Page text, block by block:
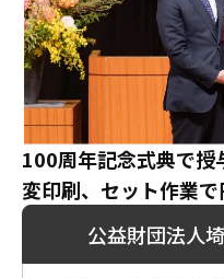
100周年記念式典で授
変印刷、セット作業
公益財団法人